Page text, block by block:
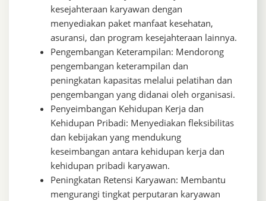
kesejahteraan karyawan dengan
menyediakan paket manfaat kesehatan,
asuransi, dan program kesejahteraan lainnya.
Pengembangan Keterampilan: Mendorong
pengembangan keterampilan dan
peningkatan kapasitas melalui pelatihan dan
pengembangan yang didanai oleh organisasi.
Penyeimbangan Kehidupan Kerja dan
Kehidupan Pribadi: Menyediakan fleksibilitas
dan kebijakan yang mendukung
keseimbangan antara kehidupan kerja dan
kehidupan pribadi karyawan.
Peningkatan Retensi Karyawan: Membantu
mengurangi tingkat perputaran karyawan